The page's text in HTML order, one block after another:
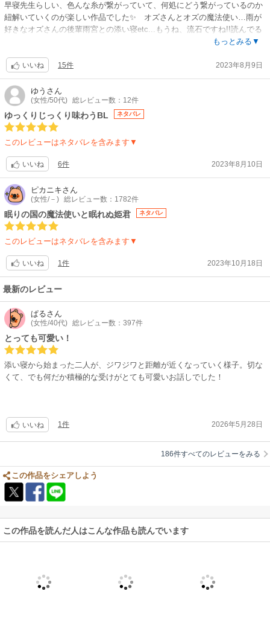
早寝先生らしい、色んな糸が繋がっていて、何処にどう繋がっているのか
紐解いていくのが楽しい作品でした✨ オズさんとオズの魔法使い…雨が
好きなオズさんの後輩雨宮との添い寝etc...もうね、流石ですね!!読んでる
と、どんどん先生の意図が溢れていておもしろいです。そして、所々に刺
るオズさんの笑顔…いやぁ、ここはすごく好きな場面で目に焼き付いてま
す。人間は、欲しいものには、自然と手が出てしまう衝動描写もお見事で
す!欲しい、触りたい!...だけど、我慢してる心の葛藤がまた良き。
早寝先生の世界観から生まれる表現が本当に好きで、毎作品脳へのカンフ
ル剤が打たれます⚡
今作では、“この人に怖いことをしてほしい”って言葉。これって、相手へ
のもの凄い信頼がないと辿り着かない感情だなって思いました。いやぁ〜
先生のストーリー展開は、妄想と現実が紙一重であり、言葉の裏にある意
味も図りながら読み進めていかないと見失っちゃうところがありますよ
ね。でも、その見えてる部分だけでなく、見えてないところを探るのがお
好きな方は、十分に楽しめる作品かと思います💯
もっとみる▼
いいね 15件 2023年8月9日
ゆう さん
(女性/50代) 総レビュー数：12件
ゆっくりじっくり味わうBL ネタバレ
このレビューはネタバレを含みます▼
いいね 6件 2023年8月10日
ピカニキさん
(女性/－) 総レビュー数：1782件
眠りの国の魔法使いと眠れぬ姫君 ネタバレ
このレビューはネタバレを含みます▼
いいね 1件 2023年10月18日
最新のレビュー
ぱるさん
(女性/40代) 総レビュー数：397件
とっても可愛い！
添い寝から始まった二人が、ジワジワと距離が近くなっていく様子。切な
くて、でも何だか積極的な受けがとても可愛いお話しでした！
いいね 1件 2026年5月28日
186件すべてのレビューをみる
この作品をシェアしよう
この作品を読んだ人はこんな作品も読んでいます